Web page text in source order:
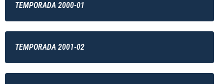
TEMPORADA 2000-01
TEMPORADA 2001-02